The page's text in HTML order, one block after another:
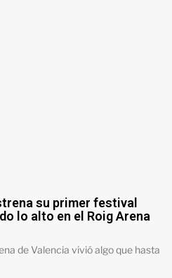
su primer festival
lo alto en el Roig Arena
de Valencia vivió algo que hasta